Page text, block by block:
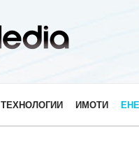
ТЕХНОЛОГИИ ИМОТИ